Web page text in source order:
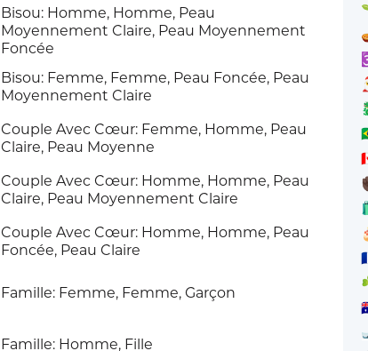
Bisou: Homme, Homme, Peau
Moyennement Claire, Peau Moyennement
Foncée
Bisou: Femme, Femme, Peau Foncée, Peau
Moyennement Claire
Couple Avec Cœur: Femme, Homme, Peau
Claire, Peau Moyenne
Couple Avec Cœur: Homme, Homme, Peau
Claire, Peau Moyennement Claire
Couple Avec Cœur: Homme, Homme, Peau
Foncée, Peau Claire
Famille: Femme, Femme, Garçon
Famille: Homme, Fille